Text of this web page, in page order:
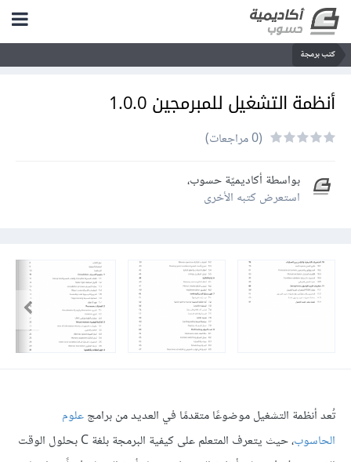
كتب برمجة
أنظمة التشغيل للمبرمجين 1.0.0
(0 مراجعات)
بواسطة أكاديميّة حسوب،
استعرض كتبه الأخرى
تُعد أنظمة التشغيل موضوعًا متقدمًا في العديد من برامجعلوم
الحاسوب
، حيث يتعرف المتعلم على كيفية البرمجة بلغة C بحلول الوقت